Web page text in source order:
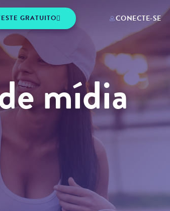
GRATUITO CONECTE-SE
mídia